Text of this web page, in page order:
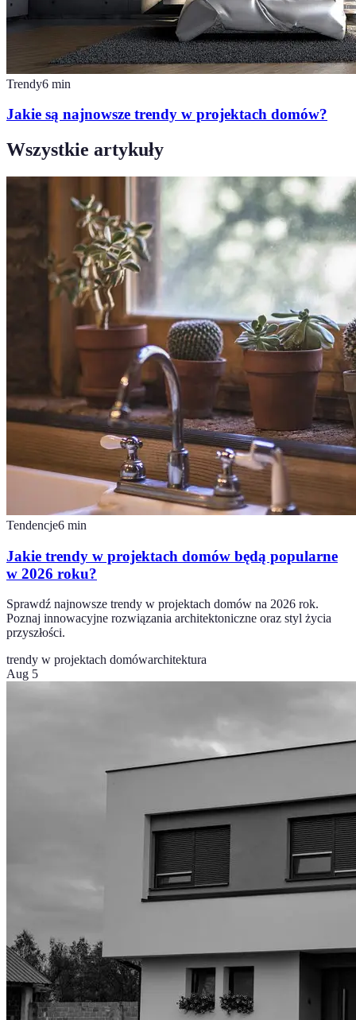
Trendy6 min
Jakie są najnowsze trendy w projektach domów?
Wszystkie artykuły
Tendencje6 min
Jakie trendy w projektach domów będą popularne
w 2026 roku?
Sprawdź najnowsze trendy w projektach domów na 2026 rok.
Poznaj innowacyjne rozwiązania architektoniczne oraz styl życia
przyszłości.
trendy w projektach domówarchitektura
Aug 5